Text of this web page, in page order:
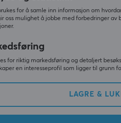
for å samle inn informasjon om
oss mulighet å jobbe med forbedringer av
for riktig markedsføring og detaljert
en interesseprofil som ligger til grunn
LAGRE &